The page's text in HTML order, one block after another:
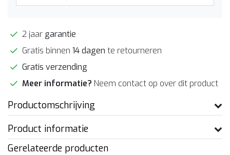
2 jaar garantie
Gratis binnen 14 dagen te retourneren
Gratis verzending
Meer informatie? Neem contact op over dit product
Productomschrijving
Product informatie
Gerelateerde producten